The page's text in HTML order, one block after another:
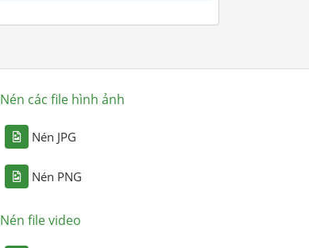
Nén các file hình ảnh
Nén JPG
Nén PNG
Nén file video